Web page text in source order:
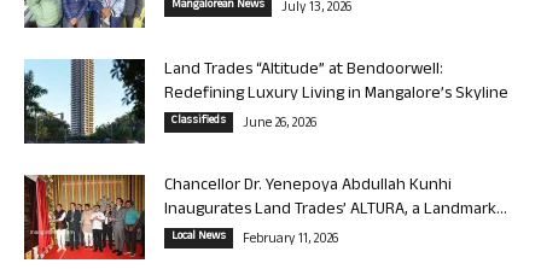
Mangalorean News July 13, 2026
Land Trades “Altitude” at Bendoorwell:
Redefining Luxury Living in Mangalore’s Skyline
Classifieds June 26, 2026
Chancellor Dr. Yenepoya Abdullah Kunhi
Inaugurates Land Trades’ ALTURA, a Landmark...
Local News February 11, 2026